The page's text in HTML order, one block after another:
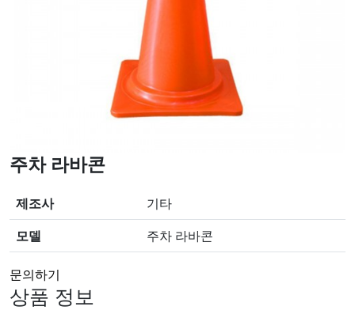
주차 라바콘
제조사
기타
모델
주차 라바콘
문의하기
상품 정보